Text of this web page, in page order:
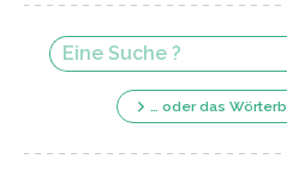
… oder das